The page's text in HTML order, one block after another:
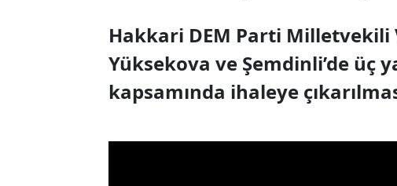
Hakkari DEM Parti Milletvekili
Yüksekova ve Şemdinli’de üç
kapsamında ihaleye